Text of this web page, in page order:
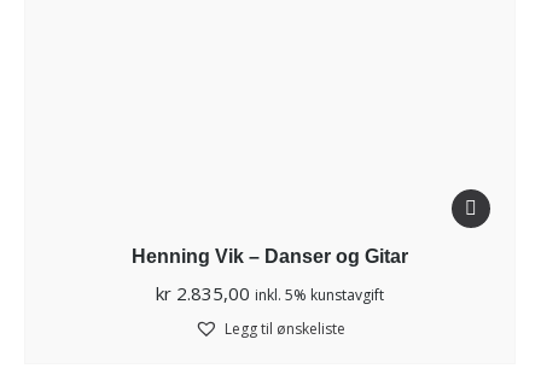
Henning Vik – Danser og Gitar
kr 2.835,00 inkl. 5% kunstavgift
Legg til ønskeliste